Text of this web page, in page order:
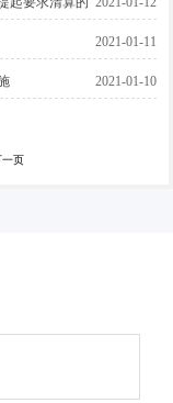
2021-01-11
2021-01-10
一页